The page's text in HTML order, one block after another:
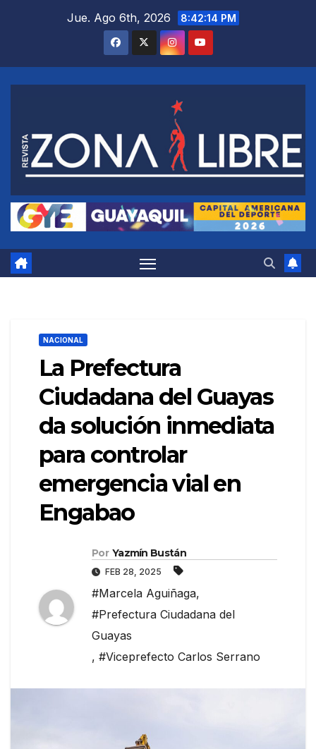
Jue. Ago 6th, 2026 8:42:14 PM
NACIONAL
La Prefectura
Ciudadana del Guayas
da solución inmediata
para controlar
emergencia vial en
Engabao
Por Yazmín Bustán
FEB 28, 2025
#Marcela Aguiñaga,
#Prefectura Ciudadana del
Guayas
, #Viceprefecto Carlos Serrano